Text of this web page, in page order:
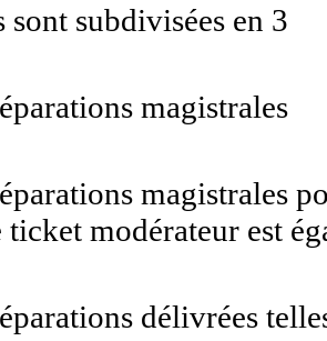
sont subdivisées en 3
magistrales
magistrales
ticket modérateur est
délivrées